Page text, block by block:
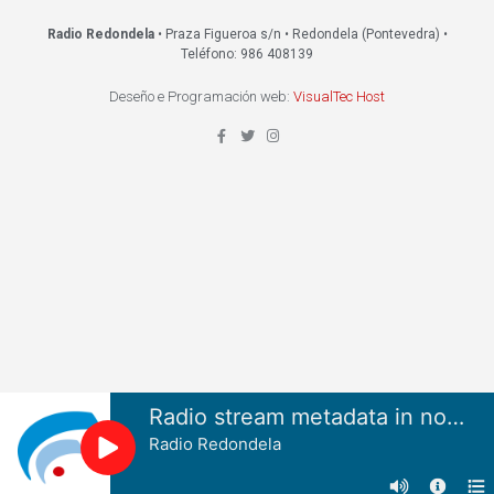
Radio Redondela• Praza Figueroa s/n • Redondela (Pontevedra) •
Teléfono: 986 408139
Deseño e Programación web: VisualTec Host
Radio stream metadata in not available.
Radio Redondela